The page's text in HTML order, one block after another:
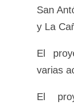
San
y La
El
varias
El